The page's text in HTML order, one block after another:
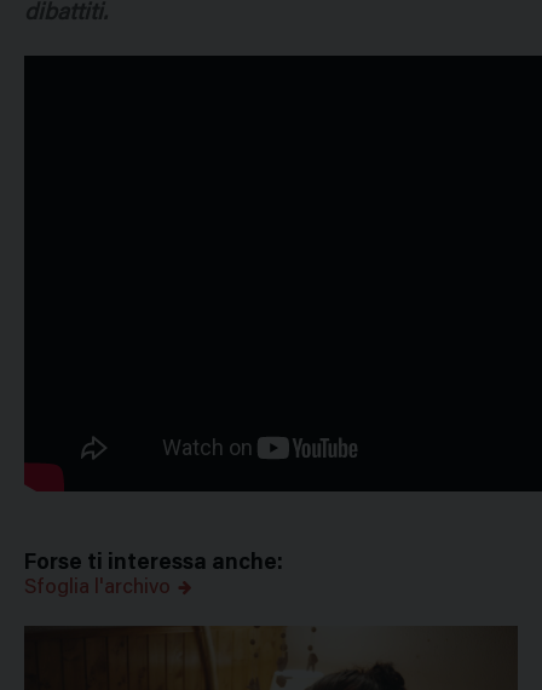
dibattiti.
Forse ti interessa anche:
Sfoglia l'archivo